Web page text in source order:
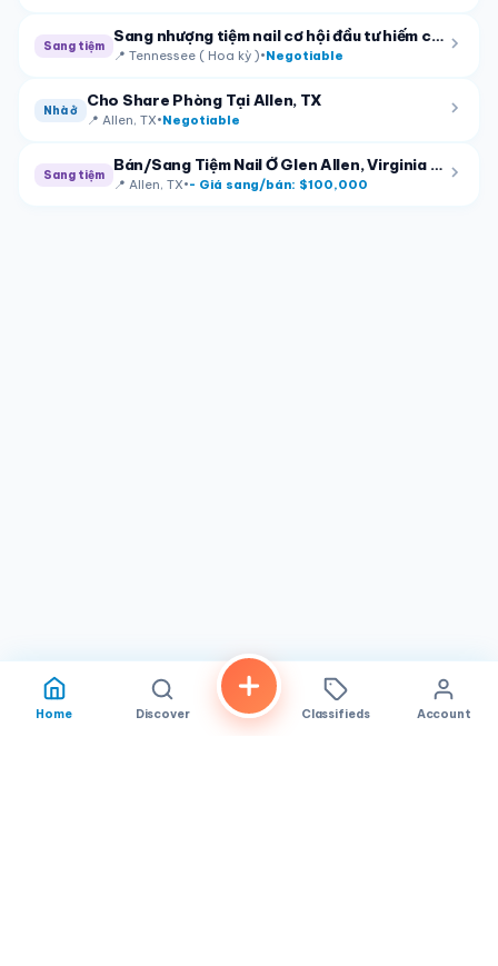
Sang tiệm Sang nhượng tiệm nail cơ hội đầu tư hiếm có tại Nolensville, Tennessee
📍 Tennessee ( Hoa kỳ )•Negotiable
Nhà ở Cho Share Phòng Tại Allen, TX
📍 Allen, TX•Negotiable
Sang tiệm Bán/Sang Tiệm Nail Ở Glen Allen, Virginia – 7 bàn, 8 ghế
📍 Allen, TX•- Giá sang/bán: $100,000
Home Discover Classifieds Account